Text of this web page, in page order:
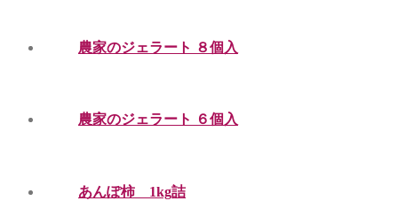
農家のジェラート ８個入
農家のジェラート ６個入
あんぽ柿 1kg詰